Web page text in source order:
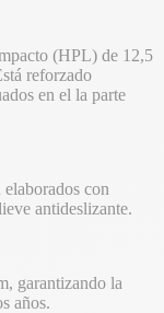
(HPL) de 12,5
reforzado
en el la parte
con
antideslizante.
garantizando la
años.